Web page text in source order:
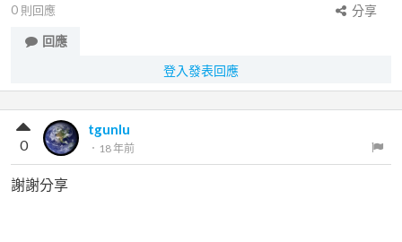
0 則回應
分享
回應
登入發表回應
tgunlu
． 18 年前
0
謝謝分享